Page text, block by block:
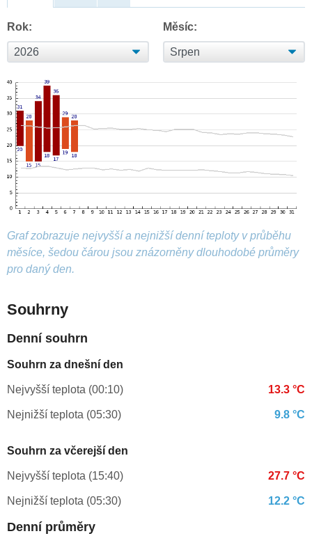
Rok: Měsíc:
Graf zobrazuje nejvyšší a nejnižší denní teploty v průběhu
měsíce, šedou čárou jsou znázorněny dlouhodobé průměry
pro daný den.
Souhrny
Denní souhrn
Souhrn za dnešní den
Nejvyšší teplota (00:10) 13.3 °C
Nejnižší teplota (05:30) 9.8 °C
Souhrn za včerejší den
Nejvyšší teplota (15:40) 27.7 °C
Nejnižší teplota (05:30) 12.2 °C
Denní průměry